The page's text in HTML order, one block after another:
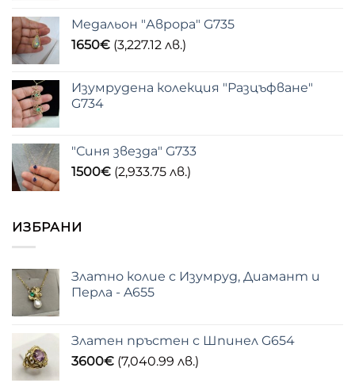
Медальон "Аврора" G735
1650€ (3,227.12 лв.)
Изумрудена колекция "Разцъфване"
G734
"Синя звезда" G733
1500€ (2,933.75 лв.)
ИЗБРАНИ
Златно колие с Изумруд, Диамант и
Перла - A655
Златен пръстен с Шпинел G654
3600€ (7,040.99 лв.)